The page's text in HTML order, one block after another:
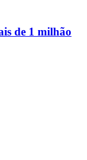
de 1 milhão